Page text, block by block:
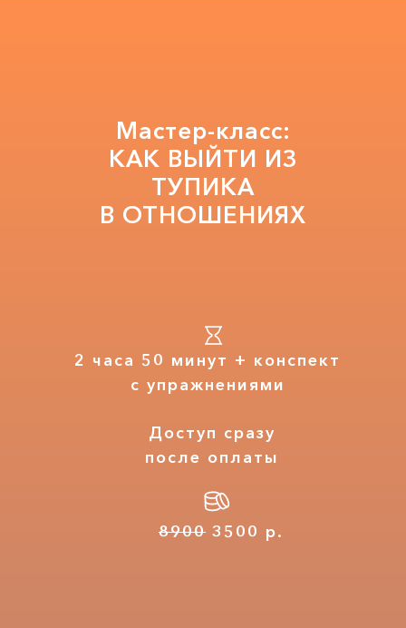
Мастер-класс:
КАК ВЫЙТИ ИЗ
ТУПИКА
В ОТНОШЕНИЯХ
Доступ сразу
после оплаты
2 часа 50 минут + конспект
с упражнениями
8900 3500 р.